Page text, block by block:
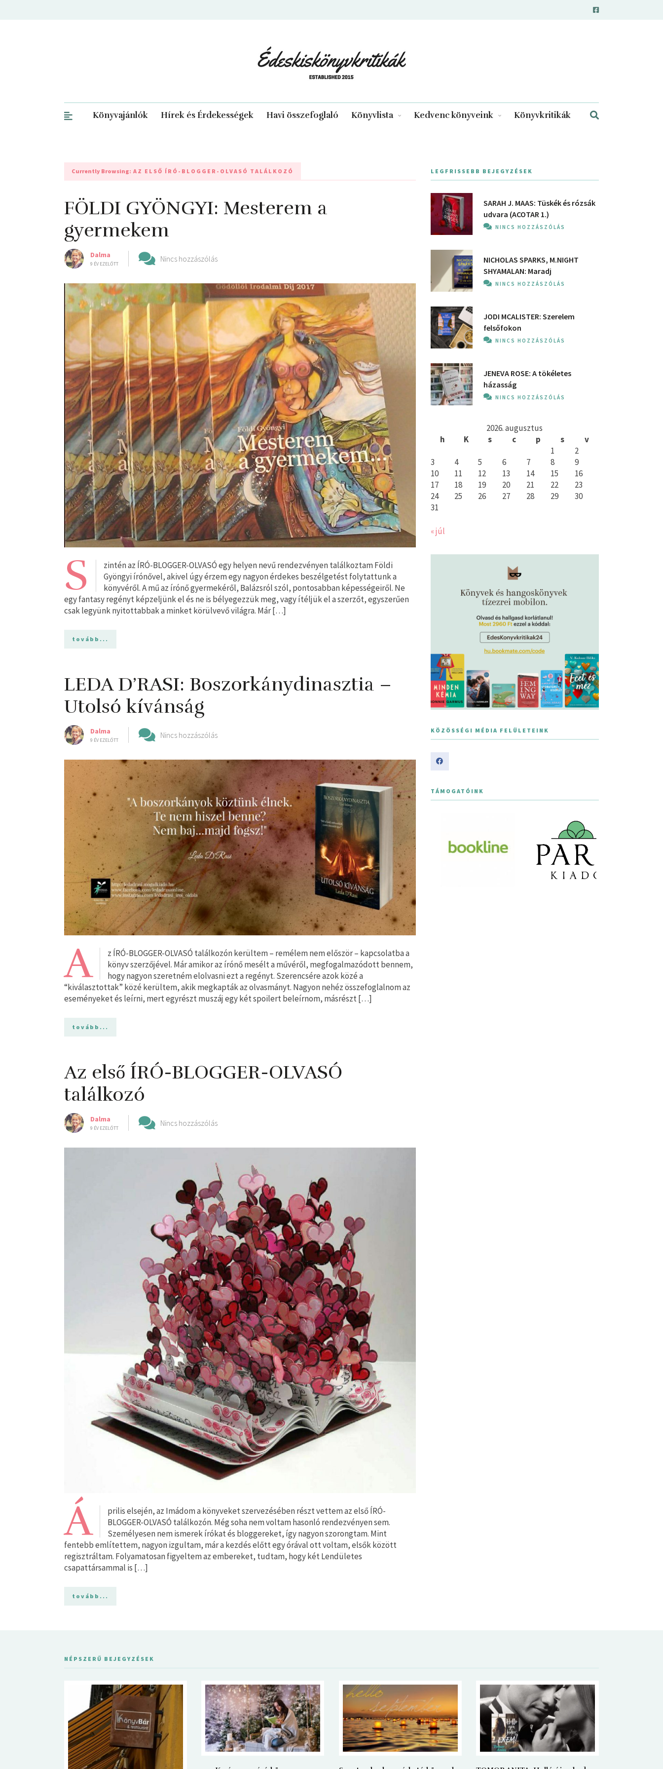
Könyvajánlók Hírek és Érdekességek Havi összefoglaló Könyvlista Kedvenc könyveink Könyvkritikák
Currently Browsing: AZ ELSŐ ÍRÓ-BLOGGER-OLVASÓ TALÁLKOZÓ
FÖLDI GYÖNGYI: Mesterem ​a
gyermekem
Dalma
9 ÉV EZELŐTT
Nincs hozzászólás
S
zintén az ÍRÓ-BLOGGER-OLVASÓ egy helyen nevű rendezvényen találkoztam Földi
Gyöngyi írónővel, akivel úgy érzem egy nagyon érdekes beszélgetést folytattunk a
könyvéről. A mű az írónő gyermekéről, Balázsról szól, pontosabban képességeiről. Ne
egy fantasy regényt képzeljünk el és ne is bélyegezzük meg, vagy ítéljük el a szerzőt, egyszerűen
csak legyünk nyitottabbak a minket körülvevő világra. Már […]
tovább...
LEDA D’RASI: Boszorkánydinasztia –
Utolsó kívánság
Dalma
9 ÉV EZELŐTT
Nincs hozzászólás
A
z ÍRÓ-BLOGGER-OLVASÓ találkozón kerültem – remélem nem először – kapcsolatba a
könyv szerzőjével. Már amikor az írónő mesélt a művéről, megfogalmazódott bennem,
hogy nagyon szeretném elolvasni ezt a regényt. Szerencsére azok közé a
“kiválasztottak” közé kerültem, akik megkapták az olvasmányt. Nagyon nehéz összefoglalnom az
eseményeket és leírni, mert egyrészt muszáj egy két spoilert beleírnom, másrészt […]
tovább...
Az első ÍRÓ-BLOGGER-OLVASÓ
találkozó
Dalma
9 ÉV EZELŐTT
Nincs hozzászólás
Á
prilis elsején, az Imádom a könyveket szervezésében részt vettem az első ÍRÓ-
BLOGGER-OLVASÓ találkozón. Még soha nem voltam hasonló rendezvényen sem.
Személyesen nem ismerek írókat és bloggereket, így nagyon szorongtam. Mint
fentebb említettem, nagyon izgultam, már a kezdés előtt egy órával ott voltam, elsők között
regisztráltam. Folyamatosan figyeltem az embereket, tudtam, hogy két Lendületes
csapattársammal is […]
tovább...
LEGFRISSEBB BEJEGYZÉSEK
SARAH J. MAAS: Tüskék és rózsák
udvara (ACOTAR 1.)
NINCS HOZZÁSZÓLÁS
NICHOLAS SPARKS, M.NIGHT
SHYAMALAN: Maradj
NINCS HOZZÁSZÓLÁS
JODI MCALISTER: Szerelem
felsőfokon
NINCS HOZZÁSZÓLÁS
JENEVA ROSE: A ​tökéletes
házasság
NINCS HOZZÁSZÓLÁS
2026. augusztus
h
K s c p s
v
1
2
3
4 5 6 7 8
9
10
11 12 13 14 15
16
17
18 19 20 21 22
23
24
25 26 27 28 29
30
31
« júl
KÖZÖSSÉGI MÉDIA FELÜLETEINK
TÁMOGATÓINK
NÉPSZERŰ BEJEGYZÉSEK